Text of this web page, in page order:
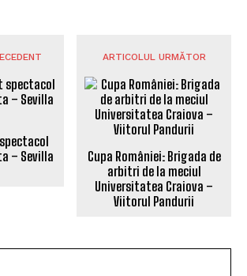
– Sevilla
ARTICOLUL URMĂTOR
Cupa României: Brigada de
arbitri de la meciul
Universitatea Craiova –
Viitorul Pandurii